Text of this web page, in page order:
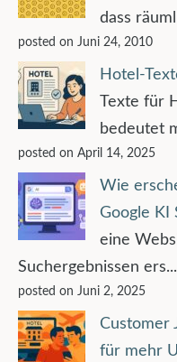
dass
posted on Juni 24, 2010
Hotel-
Texte für
bedeutet
posted on April 14, 2025
Wie
Google KI
eine
Suchergebnissen ers...
posted on Juni 2, 2025
Customer
für mehr